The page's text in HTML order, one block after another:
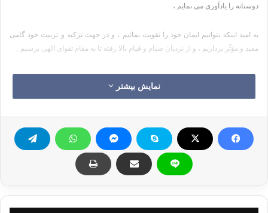
دوستانه را یادآوری می نمایم ،
به امید اینکه بتوانیم ایمان خود را تقویت نمائیم ، و در جهت تزکیه و تربیت خود گامی
مفید و مؤثّر برداریم ، و از نردبان صیام و قیام بالا رفته تا به مقام تقوای الهی برسیم .
پروردگارا به خاطر تمامی اسماء زیبا و صفات والایت ما را یاری فرما . آمین یا ربّ
ـــــــــــــــــــــــــــــــــــــــــــــــــــــــــــــــــــــــ
نمایش بیشتر